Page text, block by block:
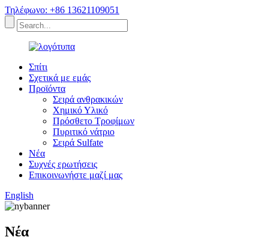
Τηλέφωνο: +86 13621109051
Σπίτι
Σχετικά με εμάς
Προϊόντα
Σειρά ανθρακικών
Χημικό Υλικό
Πρόσθετο Τροφίμων
Πυριτικό νάτριο
Σειρά Sulfate
Νέα
Συχνές ερωτήσεις
Επικοινωνήστε μαζί μας
English
Νέα